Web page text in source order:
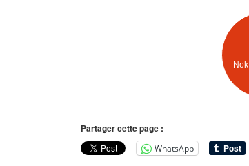
Nok
Partager cette page :
WhatsApp